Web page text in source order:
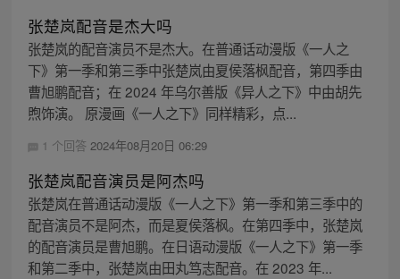
张楚岚配音是杰大吗
张楚岚的配音演员不是杰大。在普通话动漫版《一人之
下》第一季和第三季中张楚岚由夏侯落枫配音，第四季由
曹旭鹏配音；在 2024 年乌尔善版《异人之下》中由胡先
煦饰演。 原漫画《一人之下》同样精彩，点...
1 个回答 2024年08月20日 06:29
张楚岚配音演员是阿杰吗
张楚岚在普通话动漫版《一人之下》第一季和第三季中的
配音演员不是阿杰，而是夏侯落枫。在第四季中，张楚岚
的配音演员是曹旭鹏。在日语动漫版《一人之下》第一季
和第二季中，张楚岚由田丸笃志配音。在 2023 年...